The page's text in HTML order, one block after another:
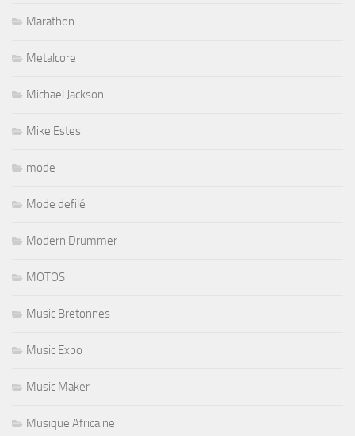
Marathon
Metalcore
Michael Jackson
Mike Estes
mode
Mode defilé
Modern Drummer
MOTOS
Music Bretonnes
Music Expo
Music Maker
Musique Africaine